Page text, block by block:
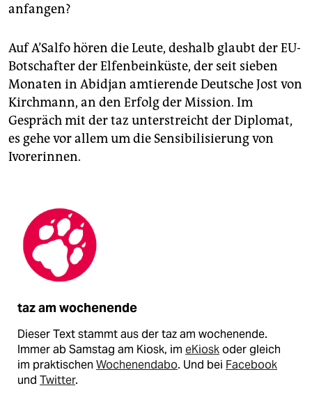
anfangen?
Auf A’Salfo hören die Leute, deshalb glaubt der EU-
Botschafter der Elfenbeinküste, der seit sieben
Monaten in Abidjan amtierende Deutsche Jost von
Kirchmann, an den Erfolg der Mission. Im
Gespräch mit der taz unterstreicht der Diplomat,
es gehe vor allem um die Sensibilisierung von
Ivorerinnen.
taz am wochenende
Dieser Text stammt aus der taz am wochenende.
Immer ab Samstag am Kiosk, im eKioskoder gleich
im praktischen Wochenendabo. Und bei Facebook
und Twitter.